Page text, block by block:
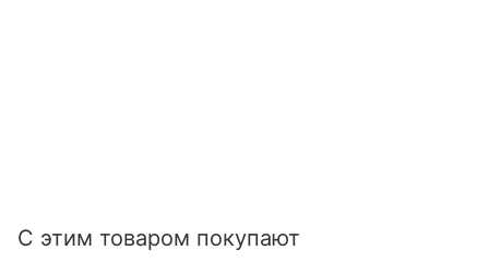
С этим товаром покупают